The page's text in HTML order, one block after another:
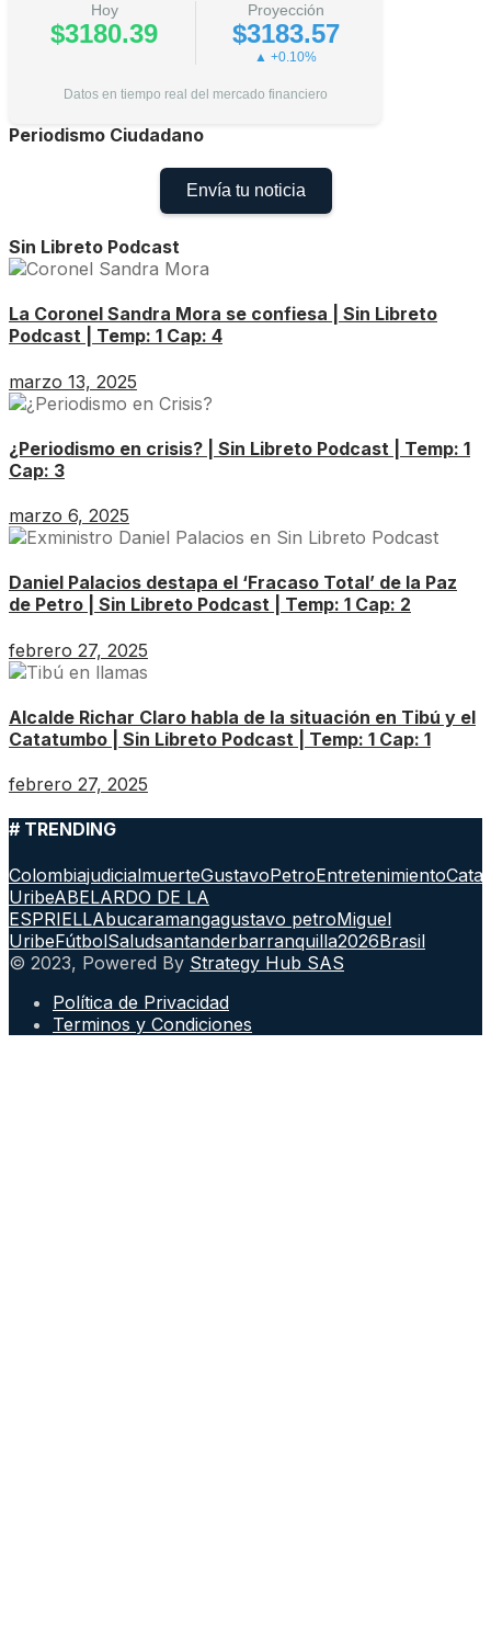
Hoy
$3180.39
Proyección
$3183.57
▲ +0.10%
Datos en tiempo real del mercado financiero
Periodismo Ciudadano
Envía tu noticia
Sin Libreto Podcast
La Coronel Sandra Mora se confiesa | Sin Libreto
Podcast | Temp: 1 Cap: 4
marzo 13, 2025
¿Periodismo en crisis? | Sin Libreto Podcast | Temp: 1
Cap: 3
marzo 6, 2025
Daniel Palacios destapa el ‘Fracaso Total’ de la Paz
de Petro | Sin Libreto Podcast | Temp: 1 Cap: 2
febrero 27, 2025
Alcalde Richar Claro habla de la situación en Tibú y el
Catatumbo | Sin Libreto Podcast | Temp: 1 Cap: 1
febrero 27, 2025
# TRENDING
ColombiajudicialmuerteGustavoPetroEntretenimiento
UribeABELARDO DE LA
ESPRIELLAbucaramangagustavo petroMiguel
UribeFútbolSaludsantanderbarranquilla2026Brasil
© 2023, Powered By Strategy Hub SAS
Política de Privacidad
Terminos y Condiciones